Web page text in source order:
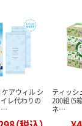
アウィル シ
レ代わりの
…
ティッシ
200組（5
ネ…